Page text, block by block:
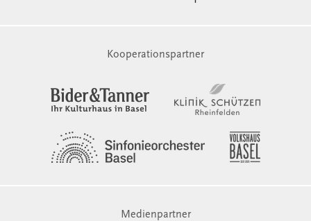
Kooperationspartner
Medienpartner